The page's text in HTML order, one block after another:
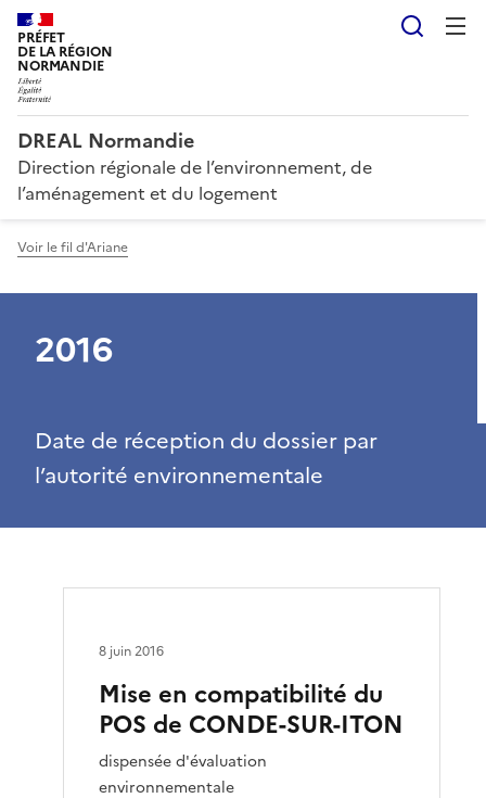
PRÉFET
DE LA RÉGION
NORMANDIE
DREAL Normandie
Direction régionale de l’environnement, de
l’aménagement et du logement
Voir le fil d'Ariane
2016
Date de réception du dossier par
l’autorité environnementale
Mise en compatibilité du
POS de CONDE-SUR-ITON
dispensée d'évaluation
environnementale
8 juin 2016